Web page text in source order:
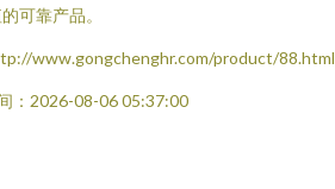
可靠产品。
www.gongchenghr.com/product/88.html
：2026-08-06 05:37:00